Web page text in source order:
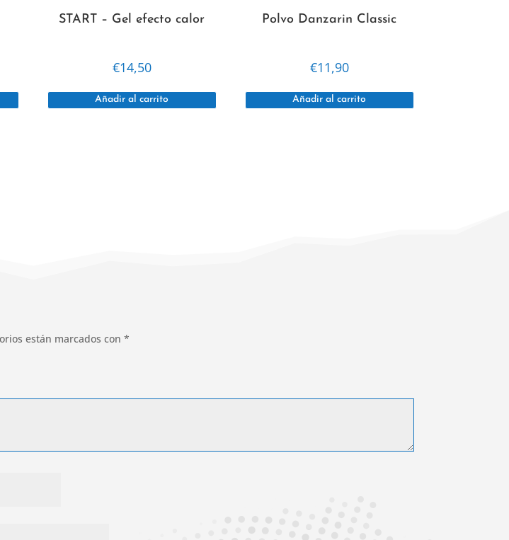
START – Gel efecto calor
€14,50
Añadir al carrito
Polvo Danzarin Classic
€11,90
Añadir al carrito
están marcados con*